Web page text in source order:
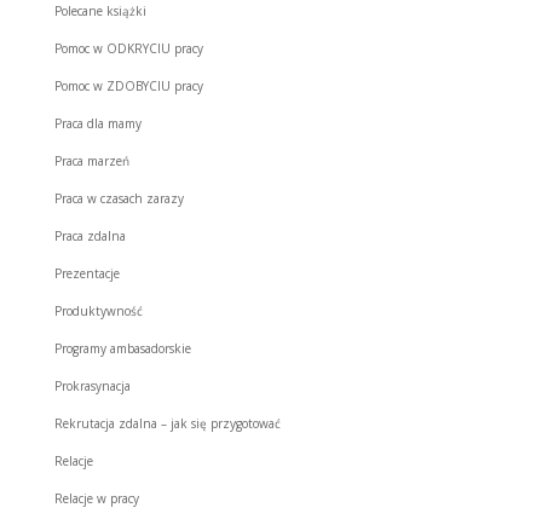
Polecane książki
Pomoc w ODKRYCIU pracy
Pomoc w ZDOBYCIU pracy
Praca dla mamy
Praca marzeń
Praca w czasach zarazy
Praca zdalna
Prezentacje
Produktywność
Programy ambasadorskie
Prokrasynacja
Rekrutacja zdalna – jak się przygotować
Relacje
Relacje w pracy